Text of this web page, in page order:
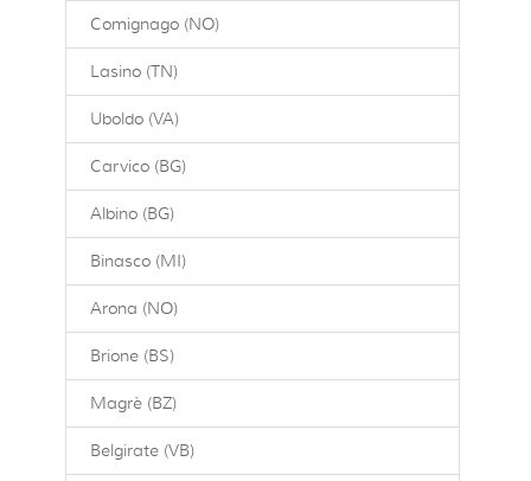
Comignago (NO)
Lasino (TN)
Uboldo (VA)
Carvico (BG)
Albino (BG)
Binasco (MI)
Arona (NO)
Brione (BS)
Magrè (BZ)
Belgirate (VB)